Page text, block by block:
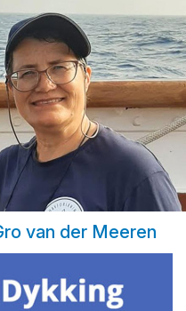
van der Meeren